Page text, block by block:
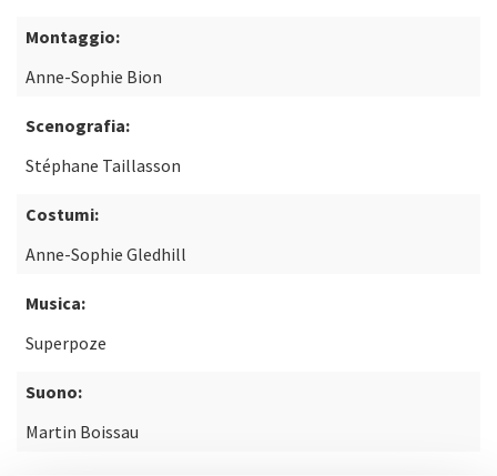
Montaggio:
Anne-Sophie Bion
Scenografia:
Stéphane Taillasson
Costumi:
Anne-Sophie Gledhill
Musica:
Superpoze
Suono:
Martin Boissau